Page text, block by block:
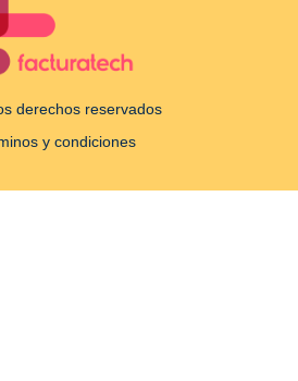
derechos reservados
y condiciones